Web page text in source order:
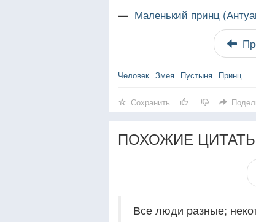
— Маленький принц
Человек Змея Пустыня Принц
Сохранить
ПОХОЖИЕ
Все люди разные;